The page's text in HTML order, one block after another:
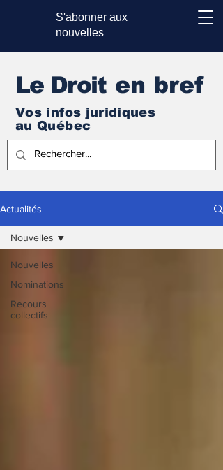
S'abonner aux
nouvelles
Le Droit en bref
Vos infos juridiques
au Québec
Actualités
Nouvelles
Nominations
Recours
collectifs
Nouvelles